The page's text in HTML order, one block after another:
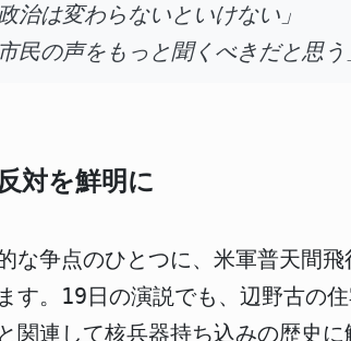
治は変わらないといけない」
民の声をもっと聞くべきだと思う
対を鮮明に
な争点のひとつに、米軍普天間
す。19日の演説でも、辺野古の
関連して核兵器持ち込みの歴史